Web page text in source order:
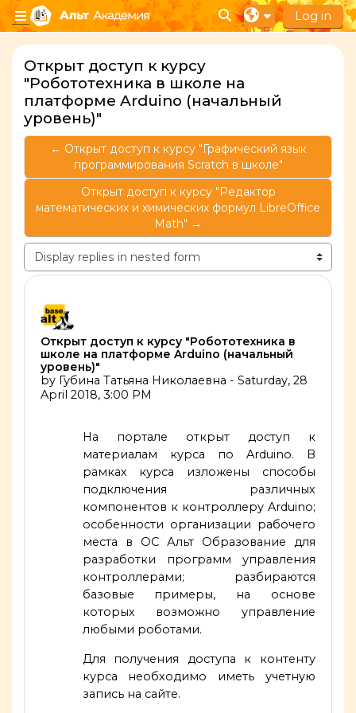
Skip to main content
Side panel
Toggle search input
Log in
Открыт доступ к курсу
"Робототехника в школе на
платформе Arduino (начальный
уровень)"
← Открыт доступ к курсу "Графический язык
программирования Scratch в школе"
Открыт доступ к курсу "Редактор
математических и химических формул LibreOffice
Math" →
Display mode
Открыт доступ к курсу "Робототехника в
школе на платформе Arduino (начальный
уровень)"
by Губина Татьяна Николаевна -Saturday, 28
April 2018, 3:00 PM
Number of replies: 0
На портале открыт доступ к
материалам курса по Arduino. В
рамках курса изложены способы
подключения различных
компонентов к контроллеру Arduino;
особенности организации рабочего
места в ОС Альт Образование для
разработки программ управления
контроллерами; разбираются
базовые примеры, на основе
которых возможно управление
любыми роботами.
Для получения доступа к контенту
курса необходимо иметь учетную
запись на сайте.